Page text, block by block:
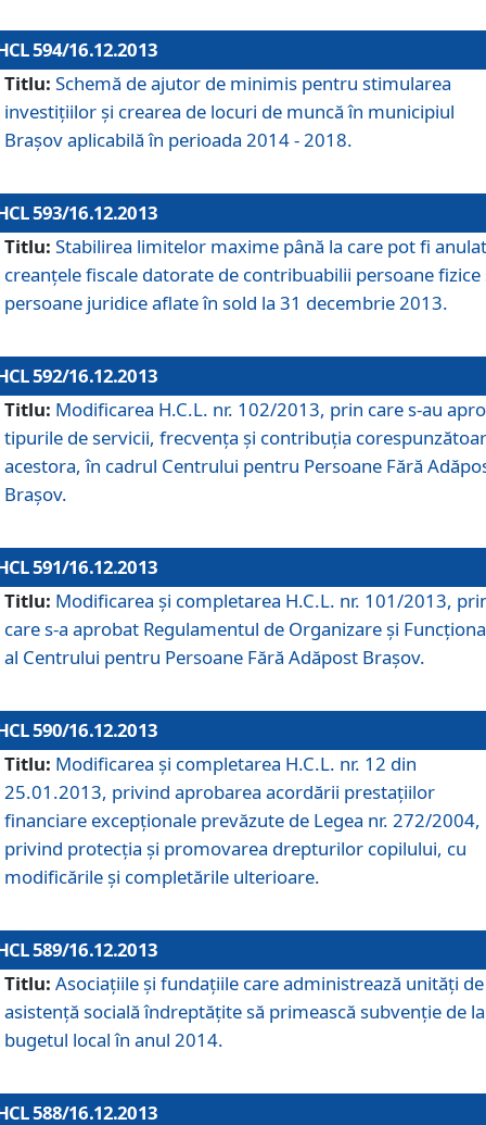
594/16.12.2013
Titlu: Schemă de ajutor de minimis pentru stimularea
investiţiilor şi crearea de locuri de muncă în municipiul
Braşov aplicabilă în perioada 2014 - 2018.
593/16.12.2013
Titlu: Stabilirea limitelor maxime până la care pot fi
creanţele fiscale datorate de contribuabilii persoane fizice
persoane juridice aflate în sold la 31 decembrie 2013.
592/16.12.2013
Titlu: Modificarea H.C.L. nr. 102/2013, prin care s-au
tipurile de servicii, frecvenţa şi contribuţia
acestora, în cadrul Centrului pentru Persoane Fără
Braşov.
591/16.12.2013
Titlu: Modificarea şi completarea H.C.L. nr. 101/2013,
care s-a aprobat Regulamentul de Organizare şi
al Centrului pentru Persoane Fără Adăpost Braşov.
590/16.12.2013
Titlu: Modificarea şi completarea H.C.L. nr. 12 din
25.01.2013, privind aprobarea acordării prestaţiilor
financiare excepţionale prevăzute de Legea nr. 272/2004,
privind protecţia şi promovarea drepturilor copilului, cu
modificările şi completările ulterioare.
589/16.12.2013
Titlu: Asociaţiile şi fundaţiile care administrează unităţi de
asistenţă socială îndreptăţite să primească subvenţie de la
bugetul local în anul 2014.
588/16.12.2013